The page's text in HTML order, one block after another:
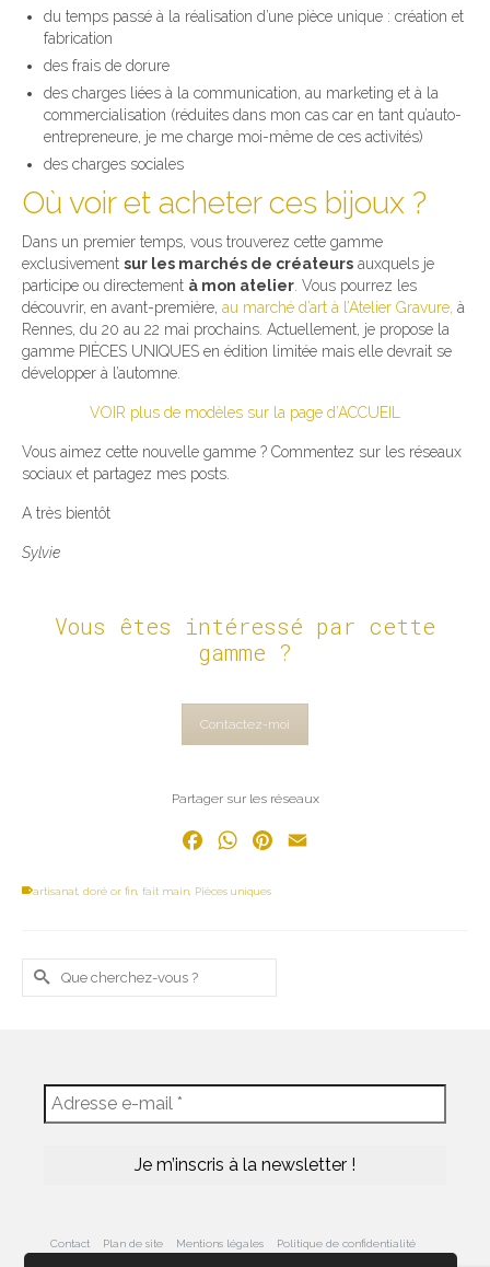
du temps passé à la réalisation d’une pièce unique : création et
fabrication
des frais de dorure
des charges liées à la communication, au marketing et à la
commercialisation (réduites dans mon cas car en tant qu’auto-
entrepreneure, je me charge moi-même de ces activités)
des charges sociales
Où voir et acheter ces bijoux ?
Dans un premier temps, vous trouverez cette gamme
exclusivement sur les marchés de créateurs auxquels je
participe ou directement à mon atelier . Vous pourrez les
découvrir, en avant-première, au marché d’art à l’Atelier Gravure, à
Rennes, du 20 au 22 mai prochains. Actuellement, je propose la
gamme PIÈCES UNIQUES en édition limitée mais elle devrait se
développer à l’automne.
VOIR plus de modèles sur la page d’ACCUEIL
Vous aimez cette nouvelle gamme ? Commentez sur les réseaux
sociaux et partagez mes posts.
A très bientôt
Sylvie
Vous êtes intéressé par cette
gamme ?
Contactez-moi
Partager sur les réseaux
FacebookWhatsApp
Pinterest
artisanat doré or fin fait main Pièces uniques
Rechercher :
Contact Plan de site Mentions légales Politique de confidentialité